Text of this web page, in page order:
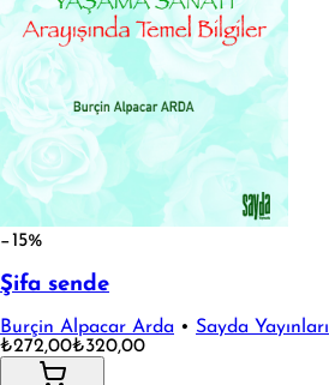
−15%
Şifa sende
Burçin Alpacar Arda • Sayda Yayınları
₺272,00₺320,00